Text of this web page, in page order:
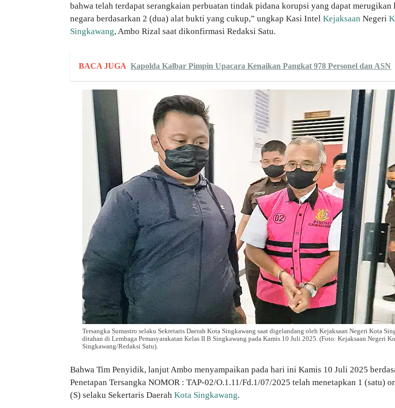
bahwa telah terdapat serangkaian perbuatan tindak pidana korupsi yang dapat merugikan
negara berdasarkan 2 (dua) alat bukti yang cukup,” ungkap Kasi Intel Kejaksaan Negeri
Singkawang, Ambo Rizal saat dikonfirmasi Redaksi Satu.
BACA JUGA Kapolda Kalbar Pimpin Upacara Kenaikan Pangkat 978 Personel dan ASN
Tersangka Sumastro selaku Sekretaris Daerah Kota Singkawang saat digelandang oleh Kejaksaan Negeri Kota
ditahan di Lembaga Pemasyarakatan Kelas II B Singkawang pada Kamis 10 Juli 2025. (Foto: Kejaksaan Negeri
Singkawang/Redaksi Satu).
Bahwa Tim Penyidik, lanjut Ambo menyampaikan pada hari ini Kamis 10 Juli 2025
Penetapan Tersangka NOMOR : TAP-02/O.1.11/Fd.1/07/2025 telah menetapkan 1 (satu)
(S) selaku Sekertaris Daerah Kota Singkawang.